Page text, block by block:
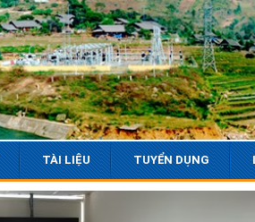
TÀI LIỆU TUYỂN DỤNG